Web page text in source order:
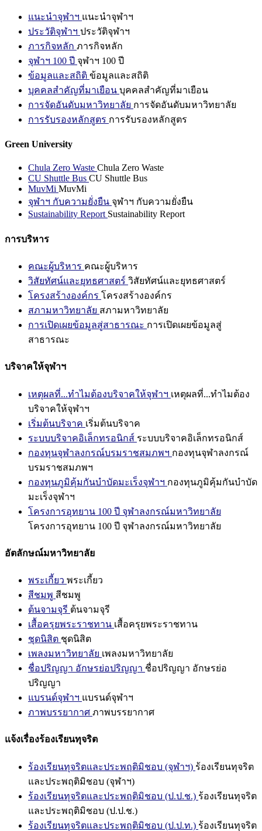
แนะนำจุฬาฯ แนะนำจุฬาฯ
ประวัติจุฬาฯ ประวัติจุฬาฯ
ภารกิจหลัก ภารกิจหลัก
จุฬาฯ 100 ปี จุฬาฯ 100 ปี
ข้อมูลและสถิติ ข้อมูลและสถิติ
บุคคลสำคัญที่มาเยือน บุคคลสำคัญที่มาเยือน
การจัดอันดับมหาวิทยาลัย การจัดอันดับมหาวิทยาลัย
การรับรองหลักสูตร การรับรองหลักสูตร
Green University
Chula Zero Waste Chula Zero Waste
CU Shuttle Bus CU Shuttle Bus
MuvMi MuvMi
จุฬาฯ กับความยั่งยืน จุฬาฯ กับความยั่งยืน
Sustainability Report Sustainability Report
การบริหาร
คณะผู้บริหาร คณะผู้บริหาร
วิสัยทัศน์และยุทธศาสตร์ วิสัยทัศน์และยุทธศาสตร์
โครงสร้างองค์กร โครงสร้างองค์กร
สภามหาวิทยาลัย สภามหาวิทยาลัย
การเปิดเผยข้อมูลสู่สาธารณะ การเปิดเผยข้อมูลสู่
สาธารณะ
บริจาคให้จุฬาฯ
เหตุผลที่...ทำไมต้องบริจาคให้จุฬาฯ เหตุผลที่...ทำไมต้อง
บริจาคให้จุฬาฯ
เริ่มต้นบริจาค เริ่มต้นบริจาค
ระบบบริจาคอิเล็กทรอนิกส์ ระบบบริจาคอิเล็กทรอนิกส์
กองทุนจุฬาลงกรณ์บรมราชสมภพฯ กองทุนจุฬาลงกรณ์
บรมราชสมภพฯ
กองทุนภูมิคุ้มกันบำบัดมะเร็งจุฬาฯ กองทุนภูมิคุ้มกันบำบัด
มะเร็งจุฬาฯ
โครงการอุทยาน 100 ปี จุฬาลงกรณ์มหาวิทยาลัย
โครงการอุทยาน 100 ปี จุฬาลงกรณ์มหาวิทยาลัย
อัตลักษณ์มหาวิทยาลัย
พระเกี้ยว พระเกี้ยว
สีชมพู สีชมพู
ต้นจามจุรี ต้นจามจุรี
เสื้อครุยพระราชทาน เสื้อครุยพระราชทาน
ชุดนิสิต ชุดนิสิต
เพลงมหาวิทยาลัย เพลงมหาวิทยาลัย
ชื่อปริญญา อักษรย่อปริญญา ชื่อปริญญา อักษรย่อ
ปริญญา
แบรนด์จุฬาฯ แบรนด์จุฬาฯ
ภาพบรรยากาศ ภาพบรรยากาศ
แจ้งเรื่องร้องเรียนทุจริต
ร้องเรียนทุจริตและประพฤติมิชอบ (จุฬาฯ) ร้องเรียนทุจริต
และประพฤติมิชอบ (จุฬาฯ)
ร้องเรียนทุจริตและประพฤติมิชอบ (ป.ป.ช.) ร้องเรียนทุจริต
และประพฤติมิชอบ (ป.ป.ช.)
ร้องเรียนทุจริตและประพฤติมิชอบ (ป.ป.ท.) ร้องเรียนทุจริต